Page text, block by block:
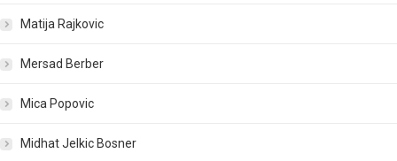
Matija Rajkovic
Mersad Berber
Mica Popovic
Midhat Jelkic Bosner